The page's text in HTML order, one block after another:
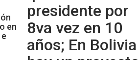
en
presidente por
8va vez en 10
años; En Bolivia